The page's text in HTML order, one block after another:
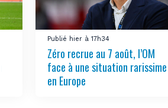
Publié hier à 17h34
Zéro recrue au 7 août, l’OM
face à une situation rarissime
en Europe